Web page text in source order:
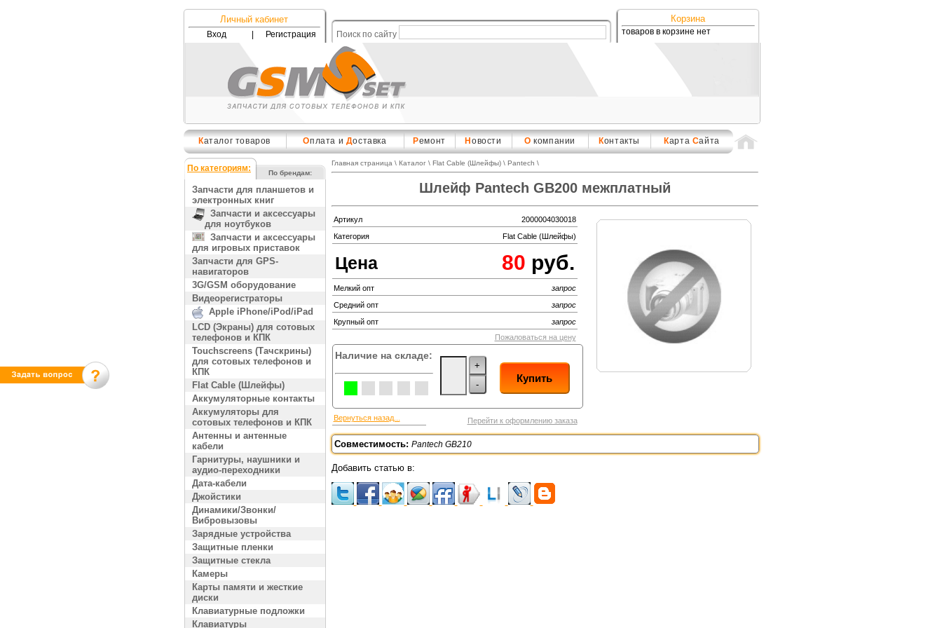
Личный кабинет
Вход Регистрация Поиск по сайту
Корзина
товаров в корзине нет
Каталог товаров Оплата и Доставка Ремонт Н овости О компании Контакты Карта Сайта
По категориям: По брендам:
Запчасти для планшетов и
электронных книг
Запчасти и аксессуары
для ноутбуков
Запчасти и аксессуары
для игровых приставок
Запчасти для GPS-
навигаторов
3G/GSM оборудование
Видеорегистраторы
Apple iPhone/iPod/iPad
LCD (Экраны) для сотовых
телефонов и КПК
Touchscreens (Тачскрины)
для сотовых телефонов и
КПК
Flat Cable (Шлейфы)
Аккумуляторные контакты
Аккумуляторы для
сотовых телефонов и КПК
Антенны и антенные
кабели
Гарнитуры, наушники и
аудио-переходники
Дата-кабели
Джойстики
Динамики/Звонки/
Вибровызовы
Зарядные устройства
Защитные пленки
Защитные стекла
Камеры
Карты памяти и жесткие
диски
Клавиатурные подложки
Клавиатуры
Главная страница \ Каталог\ Flat Cable (Шлейфы)\ Pantech \
Шлейф Pantech GB200 межплатный
Артикул
2000004030018
Категория
Flat Cable (Шлейфы)
Цена 80 руб.
Мелкий опт
запрос
Средний опт
запрос
Крупный опт
запрос
Пожаловаться на цену
Наличие на складе:
+
-
Купить
Вернуться назад... Перейти к оформлению заказа
Совместимость: Pantech GB210
Добавить статью в: